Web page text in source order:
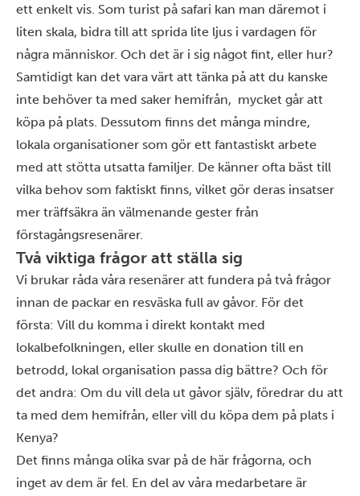
ett enkelt vis. Som turist på safari kan man däremot i
liten skala, bidra till att sprida lite ljus i vardagen för
några människor. Och det är i sig något fint, eller hur?
Samtidigt kan det vara värt att tänka på att du kanske
inte behöver ta med saker hemifrån, mycket går att
köpa på plats. Dessutom finns det många mindre,
lokala organisationer som gör ett fantastiskt arbete
med att stötta utsatta familjer. De känner ofta bäst till
vilka behov som faktiskt finns, vilket gör deras insatser
mer träffsäkra än välmenande gester från
förstagångsresenärer.
Två viktiga frågor att ställa sig
Vi brukar råda våra resenärer att fundera på två frågor
innan de packar en resväska full av gåvor. För det
första: Vill du komma i direkt kontakt med
lokalbefolkningen, eller skulle en donation till en
betrodd, lokal organisation passa dig bättre? Och för
det andra: Om du vill dela ut gåvor själv, föredrar du att
ta med dem hemifrån, eller vill du köpa dem på plats i
Kenya?
Det finns många olika svar på de här frågorna, och
inget av dem är fel. En del av våra medarbetare är